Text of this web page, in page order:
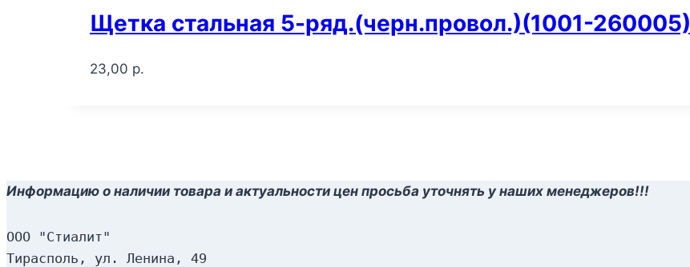
Щетка стальная 5-ряд.(черн.провол.)(1001-260005)
23,00 р.
Информацию о наличии товара и актуальности цен просьба уточнять у наших менеджеров!!!
ООО "Стиалит"
Тирасполь, ул. Ленина, 49